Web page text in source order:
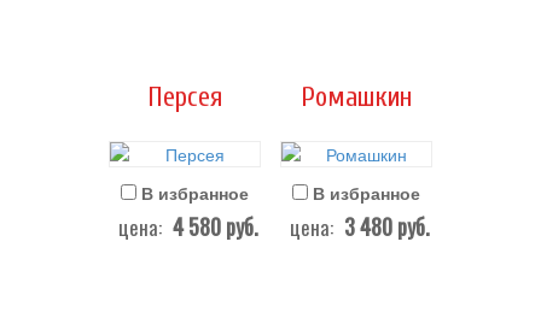
Персея
В избранное
цена: 4 580руб.
Ромашкин
В избранное
цена: 3 480руб.